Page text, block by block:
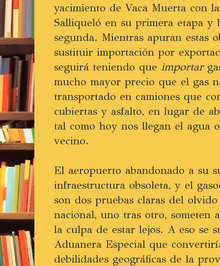
yacimiento de Vaca Muerta con
Salliqueló en su primera etapa y
segunda. Mientras apuran estas
sustituir importación por
seguirá teniendo que importar
mucho mayor precio que el gas
transportado en camiones que
cubiertas y asfalto, en lugar de
tal como hoy nos llegan el agua
vecino.
El aeropuerto abandonado a su
infraestructura obsoleta, y el
son dos pruebas claras del
nacional, uno tras otro, someten
la culpa de estar lejos. A eso se
Aduanera Especial que
debilidades geográficas de la